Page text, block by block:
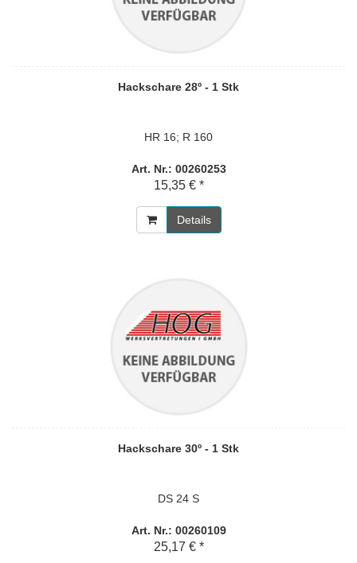
Hackschare 28º - 1 Stk
HR 16; R 160
Art. Nr.: 00260253
15,35 € *
Details
Hackschare 30º - 1 Stk
DS 24 S
Art. Nr.: 00260109
25,17 € *